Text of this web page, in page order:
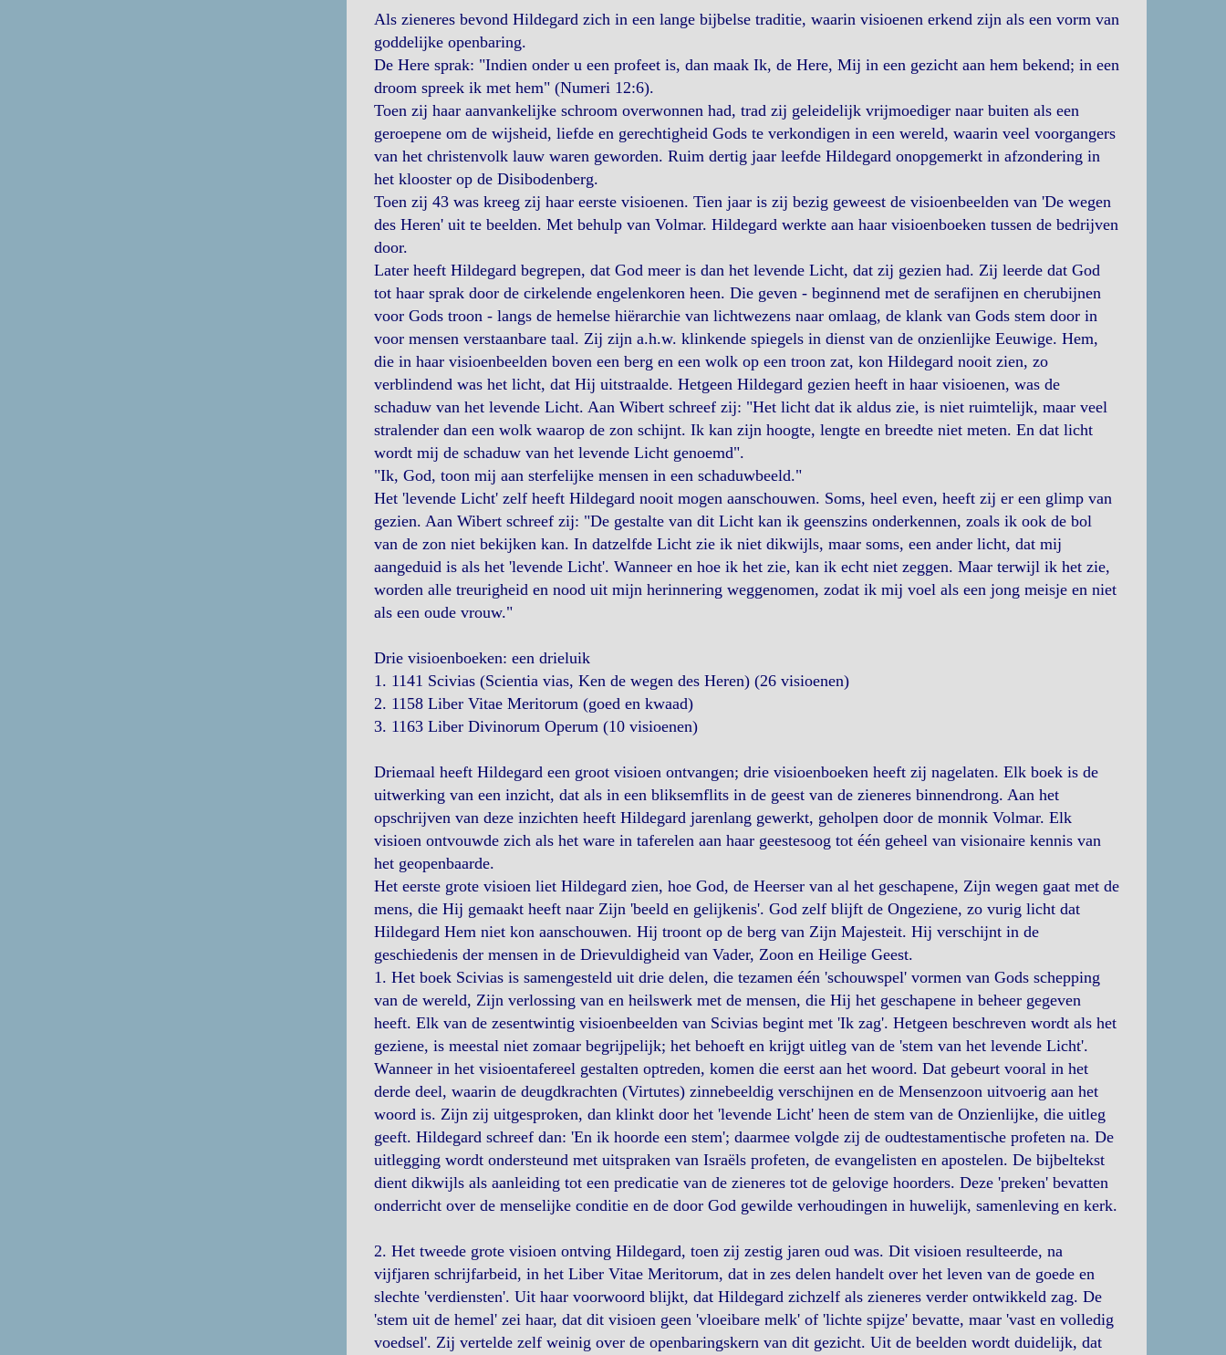
Als zieneres bevond Hildegard zich in een lange bijbelse traditie, waarin visioenen erkend zijn als een vorm van
goddelijke openbaring.
De Here sprak: "Indien onder u een profeet is, dan maak Ik, de Here, Mij in een gezicht aan hem bekend; in een
droom spreek ik met hem" (Numeri 12:6).
Toen zij haar aanvankelijke schroom overwonnen had, trad zij geleidelijk vrijmoediger naar buiten als een
geroepene om de wijsheid, liefde en gerechtigheid Gods te verkondigen in een wereld, waarin veel voorgangers
van het christenvolk lauw waren geworden. Ruim dertig jaar leefde Hildegard onopgemerkt in afzondering in
het klooster op de Disibodenberg.
Toen zij 43 was kreeg zij haar eerste visioenen. Tien jaar is zij bezig geweest de visioenbeelden van 'De wegen
des Heren' uit te beelden. Met behulp van Volmar. Hildegard werkte aan haar visioenboeken tussen de bedrijven
door.
Later heeft Hildegard begrepen, dat God meer is dan het levende Licht, dat zij gezien had. Zij leerde dat God
tot haar sprak door de cirkelende engelenkoren heen. Die geven - beginnend met de serafijnen en cherubijnen
voor Gods troon - langs de hemelse hiërarchie van lichtwezens naar omlaag, de klank van Gods stem door in
voor mensen verstaanbare taal. Zij zijn a.h.w. klinkende spiegels in dienst van de onzienlijke Eeuwige. Hem,
die in haar visioenbeelden boven een berg en een wolk op een troon zat, kon Hildegard nooit zien, zo
verblindend was het licht, dat Hij uitstraalde. Hetgeen Hildegard gezien heeft in haar visioenen, was de
schaduw van het levende Licht. Aan Wibert schreef zij: "Het licht dat ik aldus zie, is niet ruimtelijk, maar veel
stralender dan een wolk waarop de zon schijnt. Ik kan zijn hoogte, lengte en breedte niet meten. En dat licht
wordt mij de schaduw van het levende Licht genoemd".
"Ik, God, toon mij aan sterfelijke mensen in een schaduwbeeld."
Het 'levende Licht' zelf heeft Hildegard nooit mogen aanschouwen. Soms, heel even, heeft zij er een glimp van
gezien. Aan Wibert schreef zij: "De gestalte van dit Licht kan ik geenszins onderkennen, zoals ik ook de bol
van de zon niet bekijken kan. In datzelfde Licht zie ik niet dikwijls, maar soms, een ander licht, dat mij
aangeduid is als het 'levende Licht'. Wanneer en hoe ik het zie, kan ik echt niet zeggen. Maar terwijl ik het zie,
worden alle treurigheid en nood uit mijn herinnering weggenomen, zodat ik mij voel als een jong meisje en niet
als een oude vrouw."
Drie visioenboeken: een drieluik
1. 1141 Scivias (Scientia vias, Ken de wegen des Heren) (26 visioenen)
2. 1158 Liber Vitae Meritorum (goed en kwaad)
3. 1163 Liber Divinorum Operum (10 visioenen)
Driemaal heeft Hildegard een groot visioen ontvangen; drie visioenboeken heeft zij nagelaten. Elk boek is de
uitwerking van een inzicht, dat als in een bliksemflits in de geest van de zieneres binnendrong. Aan het
opschrijven van deze inzichten heeft Hildegard jarenlang gewerkt, geholpen door de monnik Volmar. Elk
visioen ontvouwde zich als het ware in taferelen aan haar geestesoog tot één geheel van visionaire kennis van
het geopenbaarde.
Het eerste grote visioen liet Hildegard zien, hoe God, de Heerser van al het geschapene, Zijn wegen gaat met de
mens, die Hij gemaakt heeft naar Zijn 'beeld en gelijkenis'. God zelf blijft de Ongeziene, zo vurig licht dat
Hildegard Hem niet kon aanschouwen. Hij troont op de berg van Zijn Majesteit. Hij verschijnt in de
geschiedenis der mensen in de Drievuldigheid van Vader, Zoon en Heilige Geest.
1. Het boek Scivias is samengesteld uit drie delen, die tezamen één 'schouwspel' vormen van Gods schepping
van de wereld, Zijn verlossing van en heilswerk met de mensen, die Hij het geschapene in beheer gegeven
heeft. Elk van de zesentwintig visioenbeelden van Scivias begint met 'Ik zag'. Hetgeen beschreven wordt als het
geziene, is meestal niet zomaar begrijpelijk; het behoeft en krijgt uitleg van de 'stem van het levende Licht'.
Wanneer in het visioentafereel gestalten optreden, komen die eerst aan het woord. Dat gebeurt vooral in het
derde deel, waarin de deugdkrachten (Virtutes) zinnebeeldig verschijnen en de Mensenzoon uitvoerig aan het
woord is. Zijn zij uitgesproken, dan klinkt door het 'levende Licht' heen de stem van de Onzienlijke, die uitleg
geeft. Hildegard schreef dan: 'En ik hoorde een stem'; daarmee volgde zij de oudtestamentische profeten na. De
uitlegging wordt ondersteund met uitspraken van Israëls profeten, de evangelisten en apostelen. De bijbeltekst
dient dikwijls als aanleiding tot een predicatie van de zieneres tot de gelovige hoorders. Deze 'preken' bevatten
onderricht over de menselijke conditie en de door God gewilde verhoudingen in huwelijk, samenleving en kerk.
2. Het tweede grote visioen ontving Hildegard, toen zij zestig jaren oud was. Dit visioen resulteerde, na
vijfjaren schrijfarbeid, in het Liber Vitae Meritorum, dat in zes delen handelt over het leven van de goede en
slechte 'verdiensten'. Uit haar voorwoord blijkt, dat Hildegard zichzelf als zieneres verder ontwikkeld zag. De
'stem uit de hemel' zei haar, dat dit visioen geen 'vloeibare melk' of 'lichte spijze' bevatte, maar 'vast en volledig
voedsel'. Zij vertelde zelf weinig over de openbaringskern van dit gezicht. Uit de beelden wordt duidelijk, dat